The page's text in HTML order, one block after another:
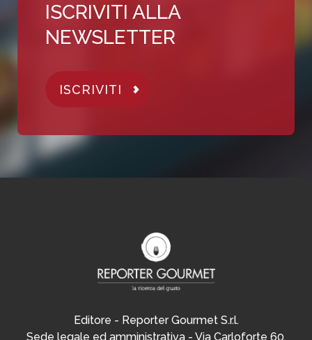
ISCRIVITI ALLA
NEWSLETTER
ISCRIVITI
Editore - Reporter Gourmet S.r.l.
Sede legale ed amministrativa - Via Carloforte 60,